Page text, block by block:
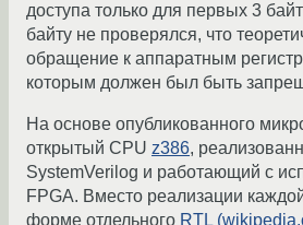
доступа только для первых 3
байту не проверялся, что
обращение к аппаратным
которым должен был быть
На основе опубликованного
открытый CPU z386,
SystemVerilog и работающий с
FPGA. Вместо реализации
форме отдельного RTL